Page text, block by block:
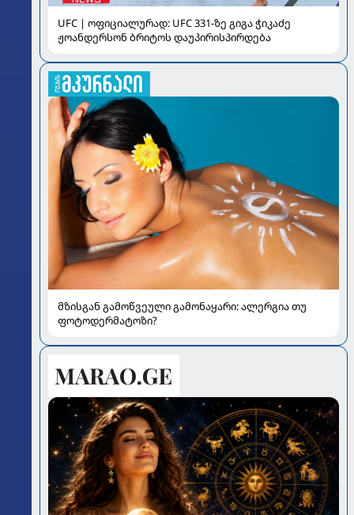
UFC | ოფიციალურად: UFC 331-ზე გიგა ჭიკაძე
ჟოანდერსონ ბრიტოს დაუპირისპირდება
მზისგან გამოწვეული გამონაყარი: ალერგია თუ
ფოტოდერმატოზი?